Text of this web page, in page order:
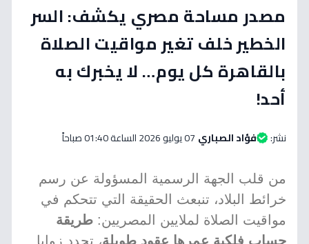
مصدر مساحة مصري يكشف: السر
الخطير خلف تغير مواقيت الصلاة
بالقاهرة كل يوم… لا يخبرك به
أحد!
نشر: فؤاد الصباري 07 يوليو 2026 الساعة 01:40 صباحاً
من قلب الجهة الرسمية المسؤولة عن رسم
خرائط البلاد، تنبعث الحقيقة التي تتحكم في
مواقيت الصلاة لملايين المصريين: طريقة
حساب فلكية عمرها عقود طويلة، تحدد زوايا